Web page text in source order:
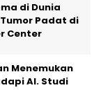
di Dunia
Padat di
Center
Menemukan
AI. Studi